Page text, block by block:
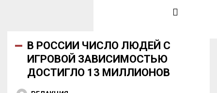
В РОССИИ ЧИСЛО ЛЮДЕЙ С
ИГРОВОЙ ЗАВИСИМОСТЬЮ
ДОСТИГЛО 13 МИЛЛИОНОВ